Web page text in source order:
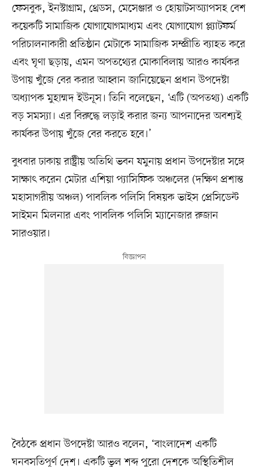
ফেসবুক, ইনস্টাগ্রাম, থ্রেডস, মেসেঞ্জার ও হোয়াটসঅ্যাপসহ বেশ
কয়েকটি সামাজিক যোগাযোগমাধ্যম এবং যোগাযোগ প্ল্যাটফর্ম
পরিচালনাকারী প্রতিষ্ঠান মেটাকে সামাজিক সম্প্রীতি ব্যাহত করে
এবং ঘৃণা ছড়ায়, এমন অপতথ্যের মোকাবিলায় আরও কার্যকর
উপায় খুঁজে বের করার আহ্বান জানিয়েছেন প্রধান উপদেষ্টা
অধ্যাপক মুহাম্মদ ইউনূস। তিনি বলেছেন, ‘এটি (অপতথ্য) একটি
বড় সমস্যা। এর বিরুদ্ধে লড়াই করার জন্য আপনাদের অবশ্যই
কার্যকর উপায় খুঁজে বের করতে হবে।’
বুধবার ঢাকায় রাষ্ট্রীয় অতিথি ভবন যমুনায় প্রধান উপদেষ্টার সঙ্গে
সাক্ষাৎ করেন মেটার এশিয়া প্যাসিফিক অঞ্চলের (দক্ষিণ প্রশান্ত
মহাসাগরীয় অঞ্চল) পাবলিক পলিসি বিষয়ক ভাইস প্রেসিডেন্ট
সাইমন মিলনার এবং পাবলিক পলিসি ম্যানেজার রুজান
সারওয়ার।
বৈঠকে প্রধান উপদেষ্টা আরও বলেন, ‘বাংলাদেশ একটি
ঘনবসতিপূর্ণ দেশ। একটি ভুল শব্দ পুরো দেশকে অস্থিতিশীল